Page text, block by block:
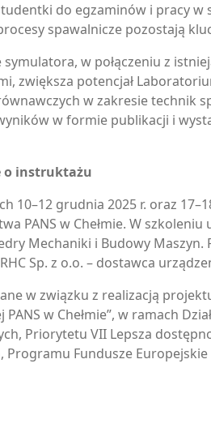
do egzaminów i pracy w
spawalnicze pozostają
w połączeniu z
zwiększa potencjał
w zakresie technik
w formie publikacji i
o instruktażu
10–12 grudnia 2025 r. oraz
PANS w Chełmie. W szkoleniu
Mechaniki i Budowy Maszyn.
Sp. z o.o. – dostawca
w związku z realizacją
w Chełmie”, w ramach
Priorytetu VII Lepsza
Programu Fundusze